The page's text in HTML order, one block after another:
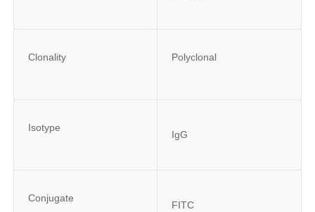
Clonality Polyclonal
Isotype
IgG
Conjugate
FITC